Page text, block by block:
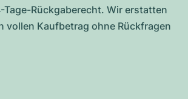
Tage-Rückgaberecht. Wir erstatten
vollen Kaufbetrag ohne Rückfragen